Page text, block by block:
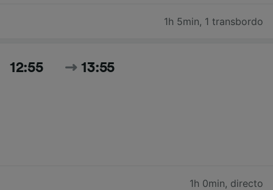
1h 5min, 1 transbordo
12:55 13:55
1h 0min, directo